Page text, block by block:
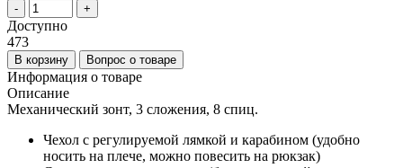
- +
Доступно
473
В корзину Вопрос о товаре
Информация о товаре
Описание
Механический зонт, 3 сложения, 8 спиц.
Чехол с регулируемой лямкой и карабином (удобно
носить на плече, можно повесить на рюкзак)